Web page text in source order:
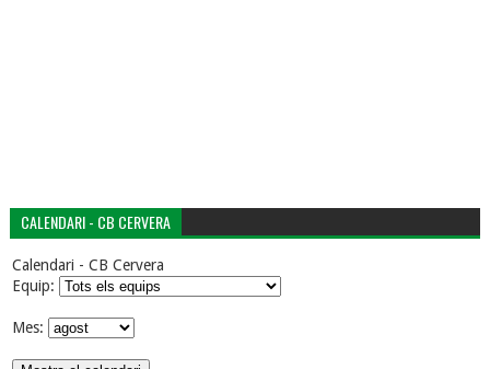
CALENDARI - CB CERVERA
Calendari - CB Cervera
Equip:
Mes: